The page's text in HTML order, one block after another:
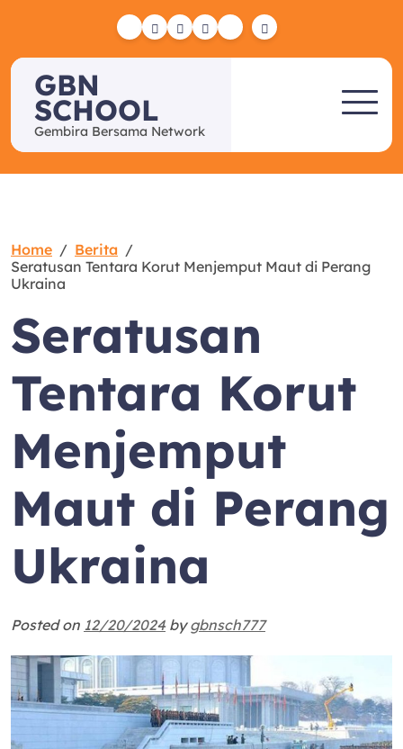
YelpFacebook
TwitterInstagram
Email
GBN
SCHOOL
Gembira Bersama Network
Home
Berita
Seratusan Tentara Korut Menjemput Maut di Perang
Ukraina
Seratusan
Tentara Korut
Menjemput
Maut di Perang
Ukraina
Posted on 12/20/2024bygbnsch777